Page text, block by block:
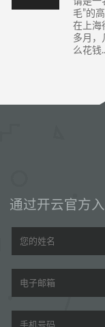
毛”的
在上海
多月，
么花钱
通过开云官方